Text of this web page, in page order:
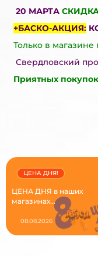
20 МАРТА
+БАСКО-АКЦИЯ:
Только в магазине
Свердловский
Приятных
ЦЕНА ДНЯ в наших
магазинах...
ЦЕНА ДНЯ!
08.08.2026